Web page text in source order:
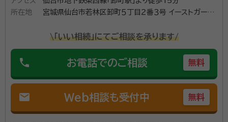
所在地
宮城県仙台市若林区卸町５丁目２番３号 イーストガーデ
\「いい相続」にてご相談を承ります/
phone お電話でのご相談 無料
mail Web相談も受付中 無料